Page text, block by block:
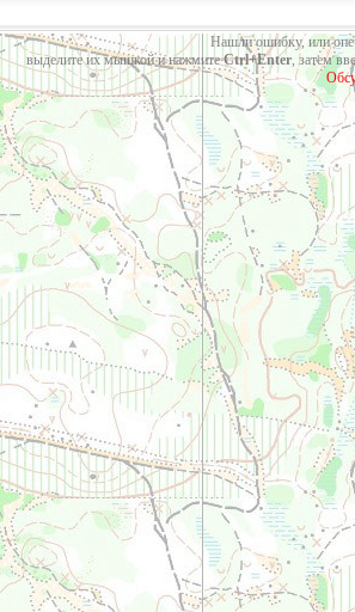
Нашли ошибку, или
выделите их мышкой и нажмитеCtrl+Enter, затем